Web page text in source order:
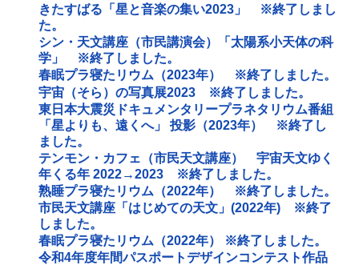
きたすばる「星と音楽の集い2023」 ※終了しまし
た。
シン・天文講座（市民講演会）「太陽系小天体の科
学」 ※終了しました。
春眠プラ寝たリウム（2023年） ※終了しました。
宇宙（そら）の写真展2023 ※終了しました。
東日本大震災ドキュメンタリープラネタリウム番組
「星よりも、遠くへ」 投影（2023年） ※終了し
ました。
テンモン・カフェ（市民天文講座） 宇宙天文ゆく
年くる年 2022→2023 ※終了しました。
熟睡プラ寝たリウム（2022年） ※終了しました。
市民天文講座「はじめての天文」(2022年) ※終了
しました。
春眠プラ寝たリウム（2022年） ※終了しました。
令和4年度年間パスポートデザインコンテスト作品